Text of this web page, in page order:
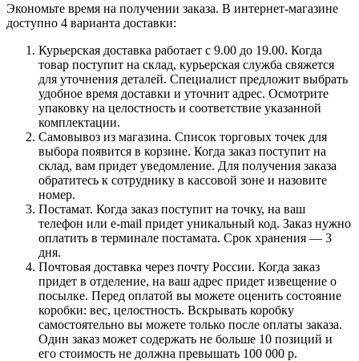
Экономьте время на получении заказа. В интернет-магазине
доступно 4 варианта доставки:
Курьерская доставка работает с 9.00 до 19.00. Когда
товар поступит на склад, курьерская служба свяжется
для уточнения деталей. Специалист предложит выбрать
удобное время доставки и уточнит адрес. Осмотрите
упаковку на целостность и соответствие указанной
комплектации.
Самовывоз из магазина. Список торговых точек для
выбора появится в корзине. Когда заказ поступит на
склад, вам придет уведомление. Для получения заказа
обратитесь к сотруднику в кассовой зоне и назовите
номер.
Постамат. Когда заказ поступит на точку, на ваш
телефон или e-mail придет уникальный код. Заказ нужно
оплатить в терминале постамата. Срок хранения — 3
дня.
Почтовая доставка через почту России. Когда заказ
придет в отделение, на ваш адрес придет извещение о
посылке. Перед оплатой вы можете оценить состояние
коробки: вес, целостность. Вскрывать коробку
самостоятельно вы можете только после оплаты заказа.
Один заказ может содержать не больше 10 позиций и
его стоимость не должна превышать 100 000 р.